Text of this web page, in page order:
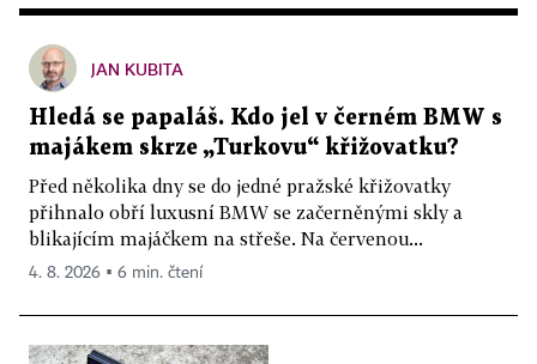
JAN KUBITA
Hledá se papaláš. Kdo jel v černém BMW s
majákem skrze „Turkovu“ křižovatku?
Před několika dny se do jedné pražské křižovatky
přihnalo obří luxusní BMW se začerněnými skly a
blikajícím majáčkem na střeše. Na červenou...
4. 8. 2026 ▪ 6 min. čtení